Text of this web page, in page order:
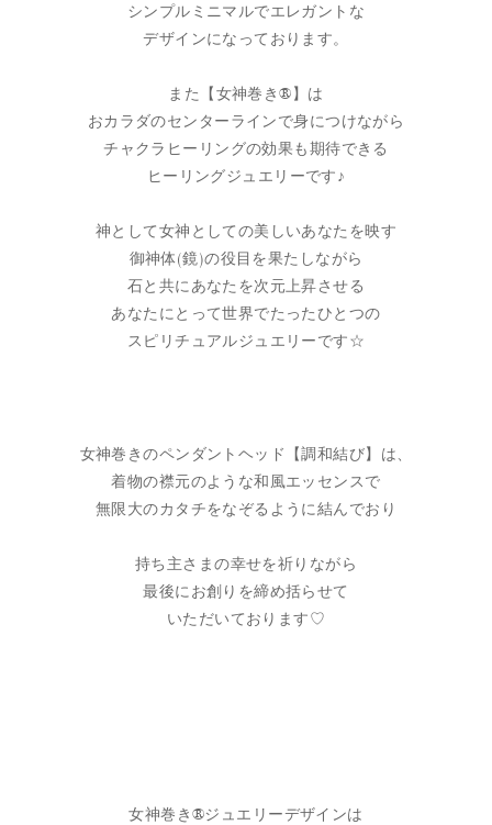
シンプルミニマルでエレガントな
デザインになっております。
また【女神巻き®】は
おカラダのセンターラインで身につけながら
チャクラヒーリングの効果も期待できる
ヒーリングジュエリーです♪
神として女神としての美しいあなたを映す
御神体(鏡)の役目を果たしながら
石と共にあなたを次元上昇させる
あなたにとって世界でたったひとつの
スピリチュアルジュエリーです☆
女神巻きのペンダントヘッド【調和結び】は、
着物の襟元のような和風エッセンスで
無限大のカタチをなぞるように結んでおり
持ち主さまの幸せを祈りながら
最後にお創りを締め括らせて
いただいております♡
女神巻き®ジュエリーデザインは